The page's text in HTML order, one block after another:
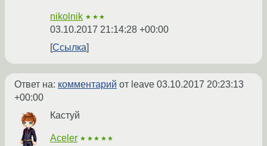
nikolnik ★★★
03.10.2017 21:14:28 +00:00
Ссылка
Ответ на: комментарий от leave 03.10.2017 20:23:13
+00:00
Кастуй
Aceler ★★★★★